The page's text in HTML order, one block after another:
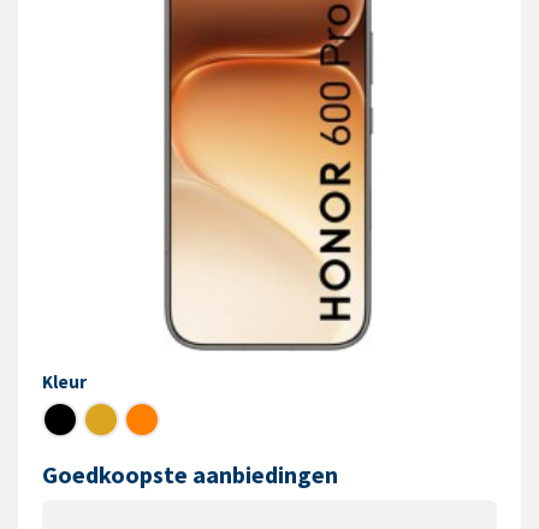
Kleur
Goedkoopste aanbiedingen